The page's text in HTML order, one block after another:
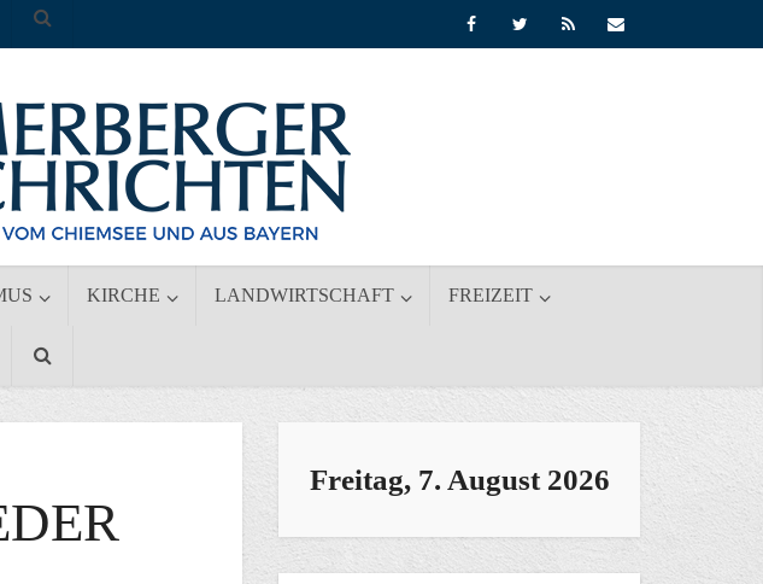
KIRCHE LANDWIRTSCHAFT FREIZEIT
Freitag, 7. August 2026